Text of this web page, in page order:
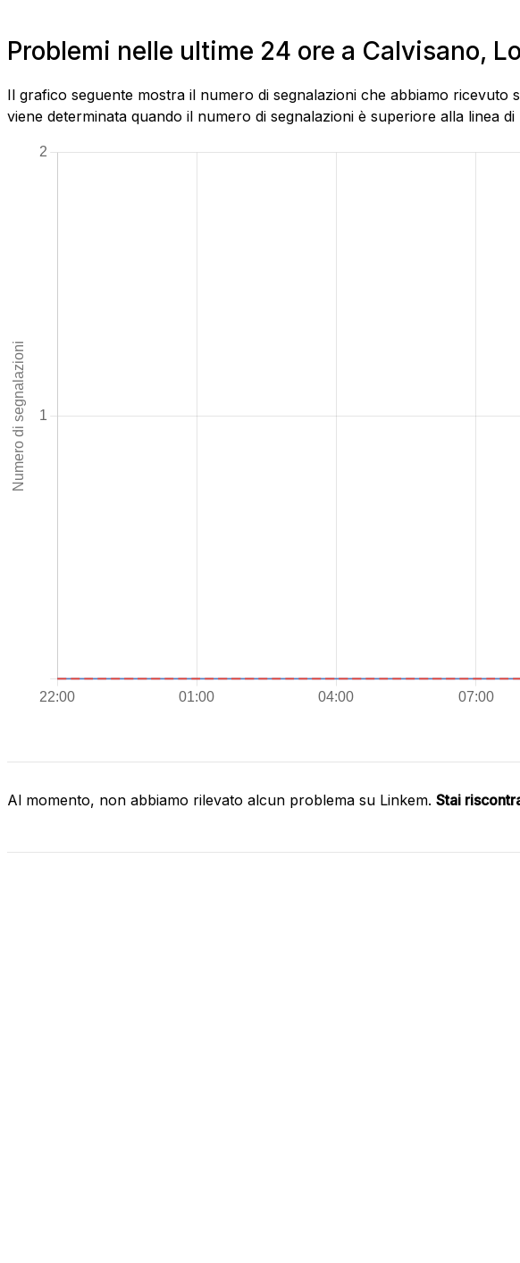
Problemi nelle ultime 24 ore a Calvisano,
Il grafico seguente mostra il numero di segnalazioni che abbiamo
viene determinata quando il numero di segnalazioni è superiore alla linea
Al momento, non abbiamo rilevato alcun problema su Linkem. Stai